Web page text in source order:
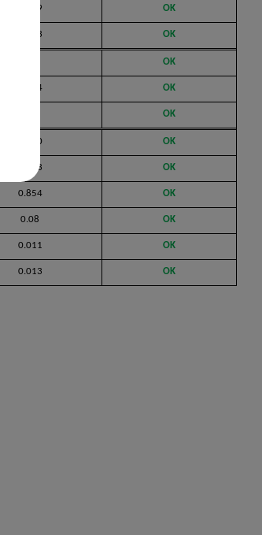
0.009 OK
0.153 OK
OK
0.024 OK
OK
0.620 OK
0.023 OK
0.854 OK
0.08 OK
0.011 OK
0.013 OK